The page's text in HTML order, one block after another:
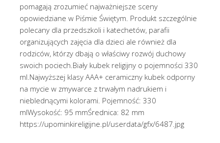
pomagają zrozumieć najważniejsze sceny
opowiedziane w Piśmie Świętym. Produkt szczególnie
polecany dla przedszkoli i katechetów, parafii
organizujących zajęcia dla dzieci ale również dla
rodziców, którzy dbają o właściwy rozwój duchowy
swoich pociech.Biały kubek religijny o pojemności 330
ml.Najwyższej klasy AAA+ ceramiczny kubek odporny
na mycie w zmywarce z trwałym nadrukiem i
nieblednącymi kolorami. Pojemność: 330
mlWysokość: 95 mmŚrednica: 82 mm
https://upominkireligijne.pl/userdata/gfx/6487.jpg